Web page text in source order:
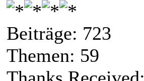
Beiträge: 723
Themen: 59